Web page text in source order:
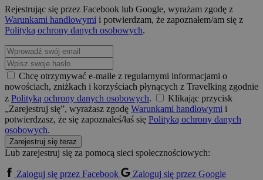
Rejestrując się przez Facebook lub Google, wyrażam zgodę z
Warunkami handlowymi i potwierdzam, że zapoznałem/am się z
Polityką ochrony danych osobowych.
Chcę otrzymywać e-maile z regularnymi informacjami o
nowościach, zniżkach i korzyściach płynących z Travelking zgodnie
z Polityką ochrony danych osobowych.
Klikając przycisk
„Zarejestruj się”, wyrażasz zgodę Warunkami handlowymi i
potwierdzasz, że się zapoznałeś/łaś się Polityką ochrony danych
osobowych.
Zarejestruj się teraz
Lub zarejestruj się za pomocą sieci społecznościowych:
Zaloguj się przez Facebook
Zaloguj się przez Google